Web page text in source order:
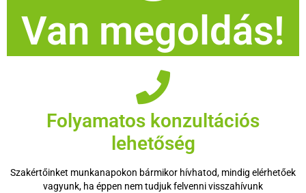
Van megoldás!
Folyamatos konzultációs
lehetőség
Szakértőinket munkanapokon bármikor hívhatod, mindig elérhetőek
vagyunk, ha éppen nem tudjuk felvenni visszahívunk